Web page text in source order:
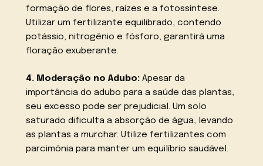
formação de flores, raízes e a fotossíntese.
Utilizar um fertilizante equilibrado, contendo
potássio, nitrogênio e fósforo, garantirá uma
floração exuberante.
4. Moderação no Adubo: Apesar da
importância do adubo para a saúde das plantas,
seu excesso pode ser prejudicial. Um solo
saturado dificulta a absorção de água, levando
as plantas a murchar. Utilize fertilizantes com
parcimônia para manter um equilíbrio saudável.